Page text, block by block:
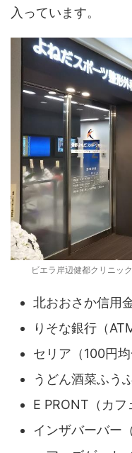
入っています。
ビエラ岸辺健都クリニッ
北おおさか信用
りそな銀行（
セリア（100円均
うどん酒菜ふう
E PRONT（カフ
インザバーバー